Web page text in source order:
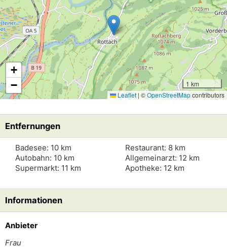
+
−
1 km
Leaflet | ©OpenStreetMapcontributors
Entfernungen
Badesee: 10 km
Autobahn: 10 km
Supermarkt: 11 km
Restaurant: 8 km
Allgemeinarzt: 12 km
Apotheke: 12 km
Informationen
Anbieter
Frau